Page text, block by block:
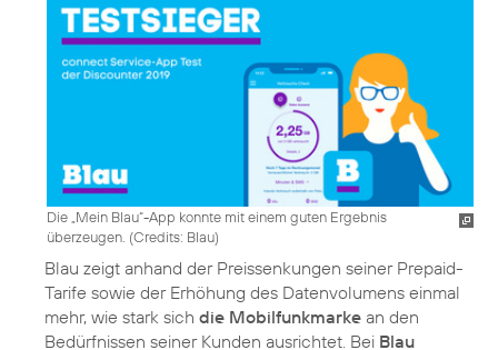
Die „Mein Blau“-App konnte mit einem guten Ergebnis
überzeugen. (Credits: Blau)
Blau zeigt anhand der Preissenkungen seiner Prepaid-
Tarife sowie der Erhöhung des Datenvolumens einmal
mehr, wie stark sich die Mobilfunkmarke an den
Bedürfnissen seiner Kunden ausrichtet. Bei Blau